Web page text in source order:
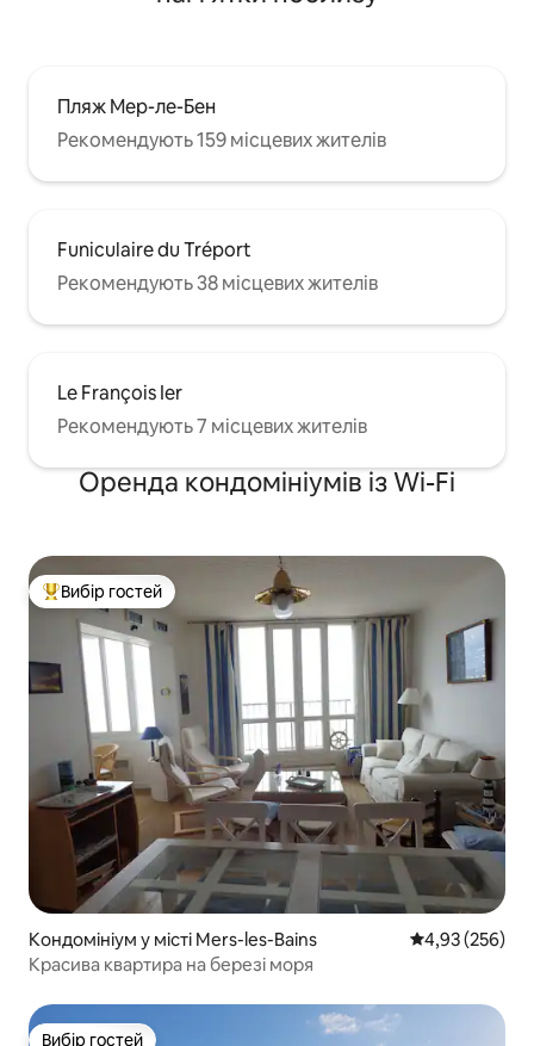
Пляж Мер-ле-Бен
Рекомендують 159 місцевих жителів
Funiculaire du Tréport
Рекомендують 38 місцевих жителів
Le François Ier
Рекомендують 7 місцевих жителів
Оренда кондомініумів із Wi-Fi
Топ вибір гостей
Вибір гостей
Кондомініум у місті Mers-les-Bains Середня
4,93 (256)
Красива квартира на березі моря
Вибір гостей